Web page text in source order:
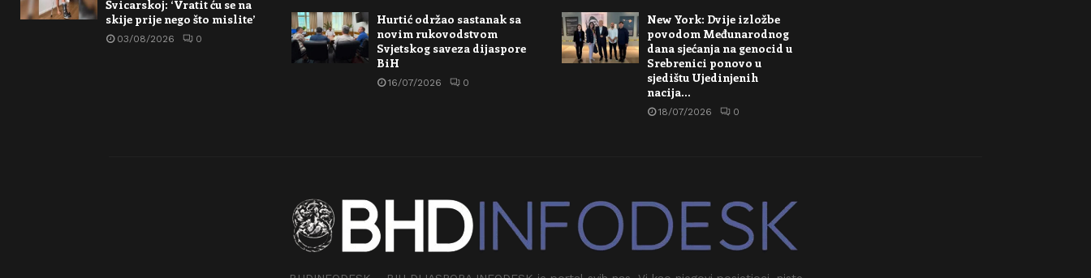
Švicarskoj: ‘Vratit ću se na
skije prije nego što mislite’
03/08/2026 0
Hurtić održao sastanak sa
novim rukovodstvom
Svjetskog saveza dijaspore
BiH
16/07/2026 0
New York: Dvije izložbe
povodom Međunarodnog
dana sjećanja na genocid u
Srebrenici ponovo u
sjedištu Ujedinjenih
nacija…
18/07/2026 0